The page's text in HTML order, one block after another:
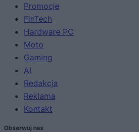
Promocje
FinTech
Hardware PC
Moto
Gaming
AI
Redakcja
Reklama
Kontakt
Obserwuj nas